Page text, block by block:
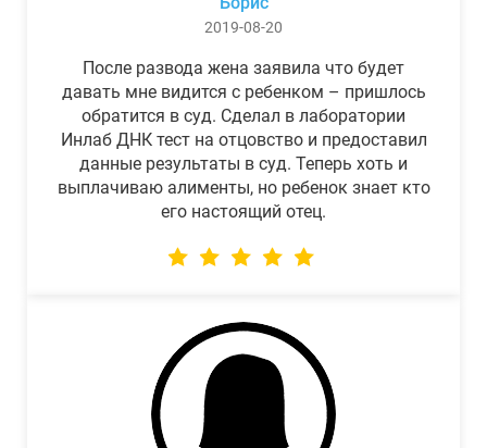
2019-08-20
После развода жена заявила что будет
давать мне видится с ребенком – пришлось
обратится в суд. Сделал в лаборатории
Инлаб ДНК тест на отцовство и предоставил
данные результаты в суд. Теперь хоть и
выплачиваю алименты, но ребенок знает кто
его настоящий отец.